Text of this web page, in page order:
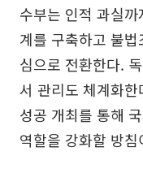
수부는 인적 과실
계를 구축하고 불법
심으로 전환한다.
서 관리도 체계화
성공 개최를 통해
역할을 강화할 방침